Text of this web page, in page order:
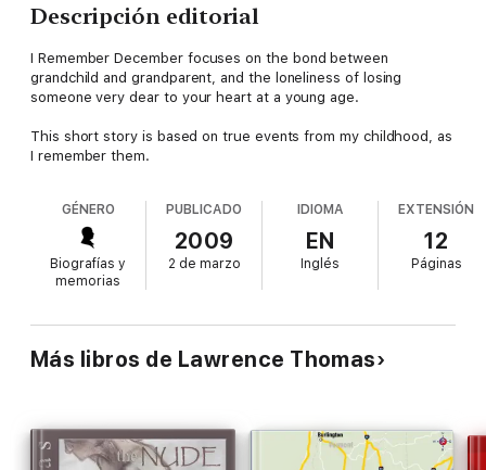
Descripción editorial
I Remember December focuses on the bond between
grandchild and grandparent, and the loneliness of losing
someone very dear to your heart at a young age.
This short story is based on true events from my childhood, as
I remember them.
GÉNERO
Biografías y
memorias
PUBLICADO
2009
2 de marzo
IDIOMA
EN
Inglés
EXTENSIÓN
12
Páginas
Más libros de Lawrence Thomas